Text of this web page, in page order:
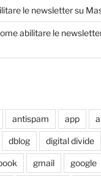
le newsletter su
abilitare le
antispam app
dblog digital divide
gmail google